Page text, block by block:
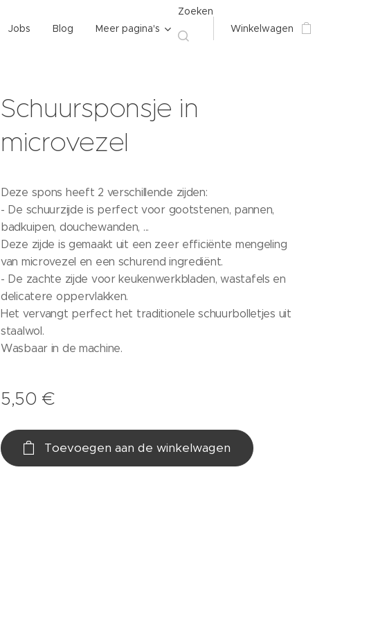
Jobs Blog Meer pagina's
Zoeken
Winkelwagen
Schuursponsje in
microvezel
Deze spons heeft 2 verschillende zijden:
- De schuurzijde is perfect voor gootstenen, pannen,
badkuipen, douchewanden, ...
Deze zijde is gemaakt uit een zeer efficiënte mengeling
van microvezel en een schurend ingrediënt.
- De zachte zijde voor keukenwerkbladen, wastafels en
delicatere oppervlakken.
Het vervangt perfect het traditionele schuurbolletjes uit
staalwol.
Wasbaar in de machine.
5,50 €
Toevoegen aan de winkelwagen